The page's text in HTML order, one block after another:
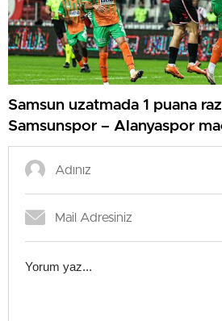
Samsun uzatmada 1 puana
Samsunspor – Alanyaspor